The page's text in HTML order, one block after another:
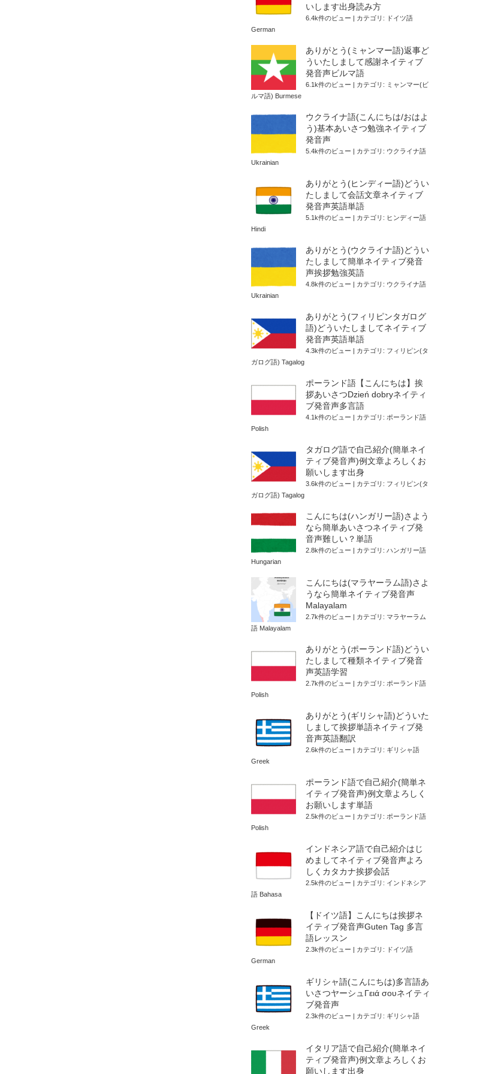
いします出身読み方
6.4k件のビュー カテゴリ:
ドイツ語
German
ありがとう(ミャンマー語)返事ど
ういたしまして感謝ネイティブ
発音声ビルマ語
6.1k件のビュー カテゴリ: ミャンマー(ビ
ルマ語) Burmese
ウクライナ語(こんにちは/おはよ
う)基本あいさつ勉強ネイティブ
発音声
5.4k件のビュー カテゴリ: ウクライナ語
Ukrainian
ありがとう(ヒンディー語)どうい
たしまして会話文章ネイティブ
発音声英語単語
5.1k件のビュー カテゴリ: ヒンディー語
Hindi
ありがとう(ウクライナ語)どうい
たしまして簡単ネイティブ発音
声挨拶勉強英語
4.8k件のビュー カテゴリ: ウクライナ語
Ukrainian
ありがとう(フィリピンタガログ
語)どういたしましてネイティブ
発音声英語単語
4.3k件のビュー カテゴリ: フィリピン(タ
ガログ語) Tagalog
ポーランド語【こんにちは】挨
拶あいさつDzień dobryネイティ
ブ発音声多言語
4.1k件のビュー カテゴリ: ポーランド語
Polish
タガログ語で自己紹介(簡単ネイ
ティブ発音声)例文章よろしくお
願いします出身
3.6k件のビュー カテゴリ: フィリピン(タ
ガログ語) Tagalog
こんにちは(ハンガリー語)さよう
なら簡単あいさつネイティブ発
音声難しい？単語
2.8k件のビュー カテゴリ: ハンガリー語
Hungarian
こんにちは(マラヤーラム語)さよ
うなら簡単ネイティブ発音声
Malayalam
2.7k件のビュー カテゴリ: マラヤーラム
語 Malayalam
ありがとう(ポーランド語)どうい
たしまして種類ネイティブ発音
声英語学習
2.7k件のビュー カテゴリ: ポーランド語
Polish
ありがとう(ギリシャ語)どういた
しまして挨拶単語ネイティブ発
音声英語翻訳
2.6k件のビュー カテゴリ: ギリシャ語
Greek
ポーランド語で自己紹介(簡単ネ
イティブ発音声)例文章よろしく
お願いします単語
2.5k件のビュー カテゴリ: ポーランド語
Polish
インドネシア語で自己紹介はじ
めましてネイティブ発音声よろ
しくカタカナ挨拶会話
2.5k件のビュー カテゴリ: インドネシア
語 Bahasa
【ドイツ語】こんにちは挨拶ネ
イティブ発音声Guten Tag 多言
語レッスン
2.3k件のビュー カテゴリ:
ドイツ語
German
ギリシャ語(こんにちは)多言語あ
いさつヤーシュΓειά σουネイティ
ブ発音声
2.3k件のビュー カテゴリ: ギリシャ語
Greek
イタリア語で自己紹介(簡単ネイ
ティブ発音声)例文章よろしくお
願いします出身